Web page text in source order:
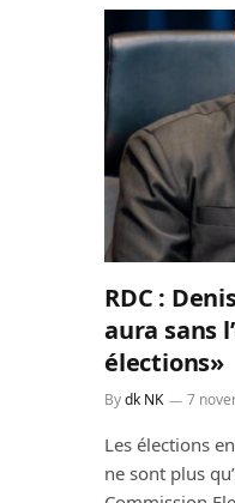
RDC :
aura sans
élections»
Bydk NK 7
Les élections
ne sont plus